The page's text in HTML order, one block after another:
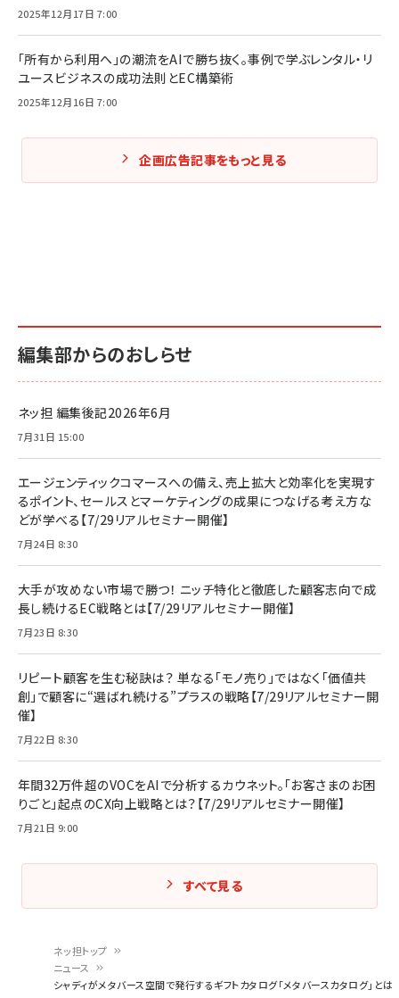
ネッ担トップ
ニュース
シャディがメタバース空間で発行するギフトカタログ「メタバースカタログ」とは
2025年12月17日 7:00
「所有から利用へ」の潮流をAIで勝ち抜く。事例で学ぶレンタル・リ
ユースビジネスの成功法則とEC構築術
2025年12月16日 7:00
企画広告記事をもっと見る
編集部からのおしらせ
ネッ担 編集後記2026年6月
7月31日 15:00
エージェンティックコマースへの備え、売上拡大と効率化を実現す
るポイント、セールスとマーケティングの成果につなげる考え方な
どが学べる【7/29リアルセミナー開催】
7月24日 8:30
大手が攻めない市場で勝つ！ ニッチ特化と徹底した顧客志向で成
長し続けるEC戦略とは【7/29リアルセミナー開催】
7月23日 8:30
リピート顧客を生む秘訣は？ 単なる「モノ売り」ではなく「価値共
創」で顧客に“選ばれ続ける”プラスの戦略【7/29リアルセミナー開
催】
7月22日 8:30
年間32万件超のVOCをAIで分析するカウネット。「お客さまのお困
りごと」起点のCX向上戦略とは？【7/29リアルセミナー開催】
7月21日 9:00
すべて見る